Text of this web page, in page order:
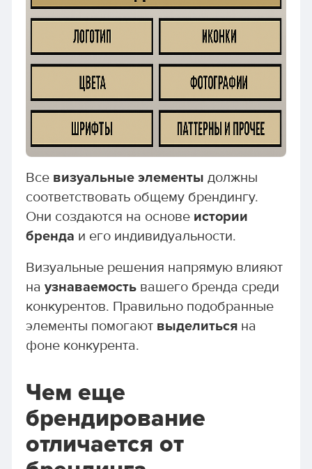
Все визуальные элементы должны
соответствовать общему брендингу.
Они создаются на основе истории
бренда и его индивидуальности.
Визуальные решения напрямую влияют
на узнаваемостьвашего бренда среди
конкурентов. Правильно подобранные
элементы помогают выделитьсяна
фоне конкурента.
Чем еще
брендирование
отличается от